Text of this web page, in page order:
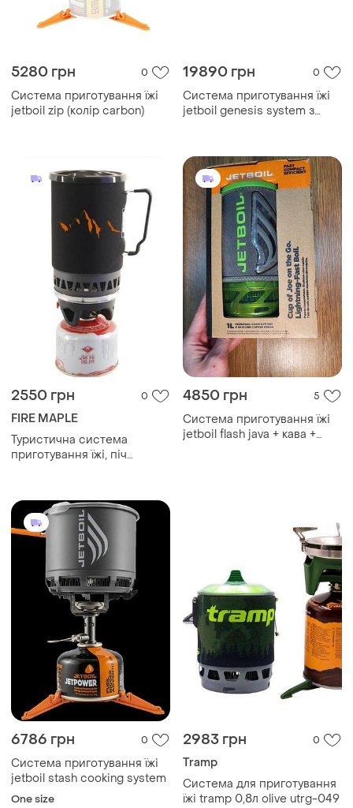
5280 грн 0
Система приготування їжі
jetboil zip (колір carbon)
19890 грн 0
Система приготування їжі
jetboil genesis system з
2550 грн 0
FIRE MAPLE
Туристична система
приготування їжі, піч
4850 грн 5
Система приготування їжі
jetboil flash java + кава +
6786 грн 0
Система приготування їжі
jetboil stash cooking system
One size
2983 грн 0
Tramp
Система для приготування
їжі tramp 0,8л olive utrg-049